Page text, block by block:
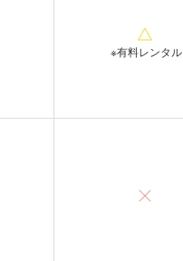
※有料レンタル